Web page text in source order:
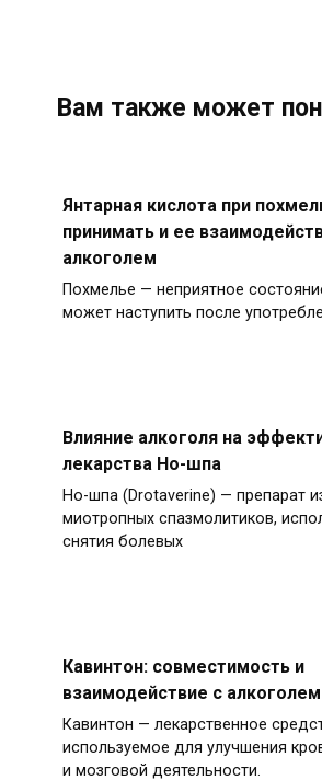
Вам также может
Янтарная кислота при
принимать и ее
алкоголем
Похмелье — неприятное
может наступить после
Влияние алкоголя на
лекарства Но-шпа
Но-шпа (Drotaverine) — препарат
миотропных спазмолитиков,
снятия болевых
Кавинтон: совместимость и
взаимодействие с алкоголем
Кавинтон — лекарственное
используемое для улучшения
и мозговой деятельности.